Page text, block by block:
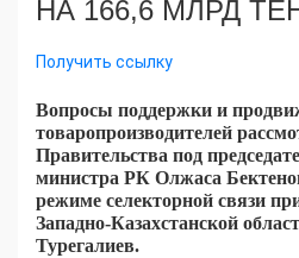
НА 166,6 МЛРД
Получить ссылку
Вопросы поддержки и
товаропроизводителей
Правительства под
министра РК Олжаса
режиме селекторной связи
Западно-Казахстанской
Турегалиев.